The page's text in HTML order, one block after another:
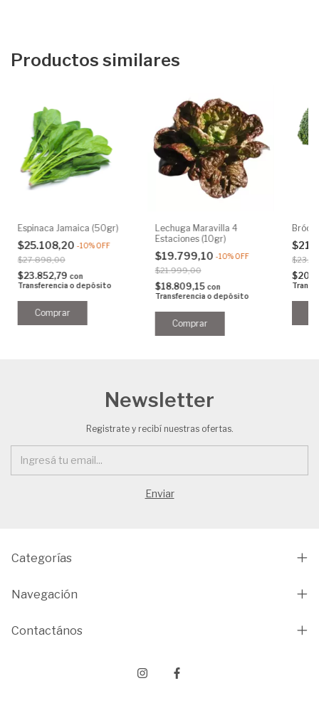
Productos similares
Espinaca Jamaica (50gr)
$25.108,20 -10%OFF
$27.898,00
$23.852,79 con
Transferencia o depósito
Lechuga Maravilla 4
Estaciones (10gr)
$19.799,10 -10%OFF
$21.999,00
$18.809,15 con
Transferencia o depósito
Newsletter
Registrate y recibí nuestras ofertas.
Categorías
Navegación
Contactános